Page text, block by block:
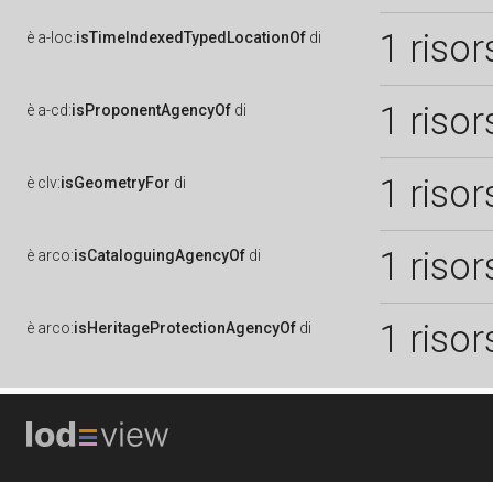
è a-loc:isTimeIndexedTypedLocationOf di 1
è a-cd:isProponentAgencyOf di 1
è clv:isGeometryFor di 1
è arco:isCataloguingAgencyOf di 1
è arco:isHeritageProtectionAgencyOf di 1